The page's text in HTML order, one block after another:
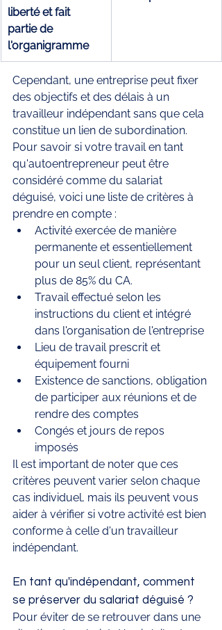
liberté et fait
partie de
l'organigramme
Cependant, une entreprise peut fixer
des objectifs et des délais à un
travailleur indépendant sans que cela
constitue un lien de subordination.
Pour savoir si votre travail en tant
qu'autoentrepreneur peut être
considéré comme du salariat
déguisé, voici une liste de critères à
prendre en compte :
Activité exercée de manière
permanente et essentiellement
pour un seul client, représentant
plus de 85% du CA.
Travail effectué selon les
instructions du client et intégré
dans l'organisation de l'entreprise
Lieu de travail prescrit et
équipement fourni
Existence de sanctions, obligation
de participer aux réunions et de
rendre des comptes
Congés et jours de repos
imposés
Il est important de noter que ces
critères peuvent varier selon chaque
cas individuel, mais ils peuvent vous
aider à vérifier si votre activité est bien
conforme à celle d'un travailleur
indépendant.
En tant qu'indépendant, comment
se préserver du salariat déguisé ?
Pour éviter de se retrouver dans une